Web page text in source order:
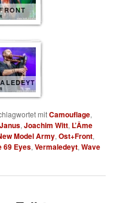
mitCamouflage,
Janus,Joachim Witt, L’Âme
Model Army,Ost+Front,
69 Eyes,Vermaledeyt,Wave